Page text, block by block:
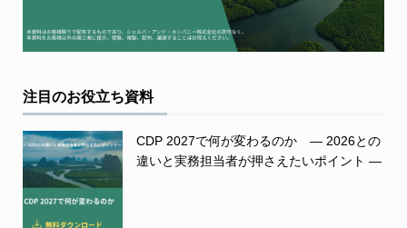
注目のお役立ち資料
CDP 2027で何が変わるのか ― 2026との
違いと実務担当者が押さえたいポイント ―